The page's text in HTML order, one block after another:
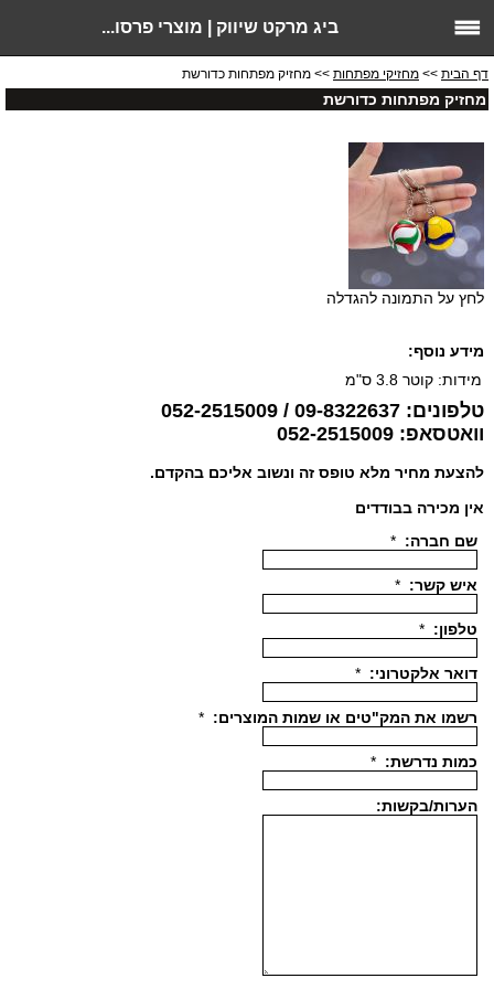
ביג מרקט שיווק | מוצרי פרסו...
דף הבית >> מחזיקי מפתחות >> מחזיק מפתחות כדורשת
מחזיק מפתחות כדורשת
לחץ על התמונה להגדלה
מידע נוסף:
מידות: קוטר 3.8 ס"מ
טלפונים: 09-8322637 / 052-2515009
וואטסאפ: 052-2515009
להצעת מחיר מלא טופס זה ונשוב אליכם בהקדם.
אין מכירה בבודדים